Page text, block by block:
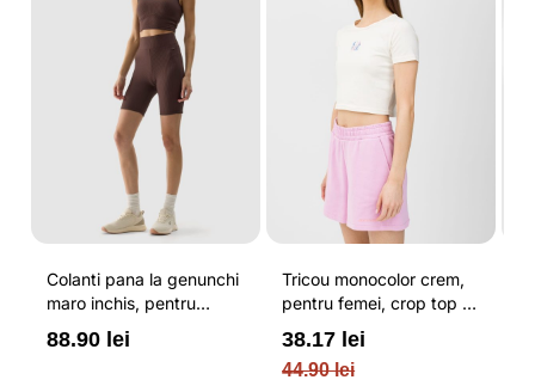
Colanti pana la genunchi
maro inchis, pentru
femei, cu striatii si
cusaturi plate 4F
88.90 lei
Tricou monocolor crem,
pentru femei, crop top si
croiala slim 4F
44.90 lei
38.17 lei